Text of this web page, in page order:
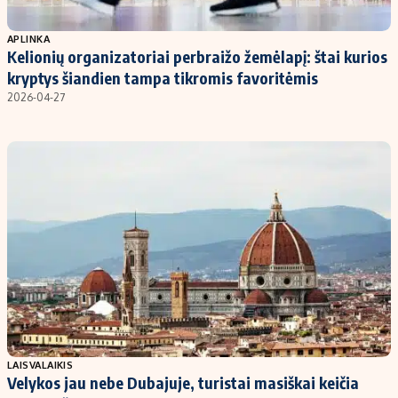
Populiarios temos
Investavimas
Akcijų rinka
Titulinis
Nedarbo išmokos skaičiuoklė
Apie mus
Redakcijos politika
Privatumo politika
Turinio žymėjimo taisyklės
APLINKA
Kelionių organizatoriai perbraižo žemėlapį: štai kurios
kryptys šiandien tampa tikromis favoritėmis
2026-04-27
LAISVALAIKIS
Velykos jau nebe Dubajuje, turistai masiškai keičia